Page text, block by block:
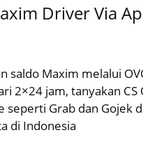
Driver Via
saldo Maxim melalui
2×24 jam, tanyakan
seperti Grab dan Gojek
di Indonesia